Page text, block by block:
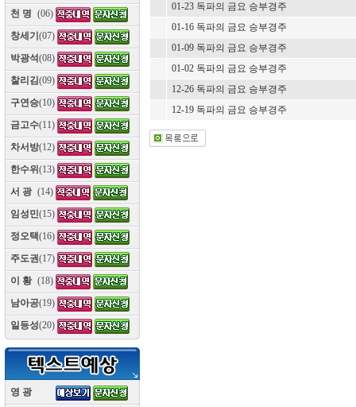
천 명 (06)
창세기 (07)
박광석(08)
찰리김(09)
구연승(10)
금고수(11)
차서방(12)
한수위 (13)
서 광 (14)
임성민(15)
정오택(16)
주도권(17)
이 황 (18)
남아공(19)
일등성(20)
영 광
01-23 독파의 금요 승부경주
01-16 독파의 금요 승부경주
01-09 독파의 금요 승부경주
01-02 독파의 금요 승부경주
12-26 독파의 금요 승부경주
12-19 독파의 금요 승부경주